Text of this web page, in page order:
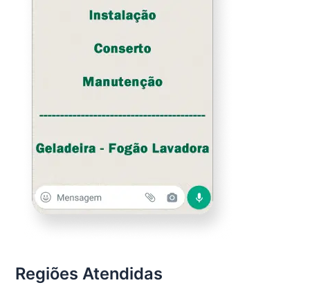
Regiões Atendidas